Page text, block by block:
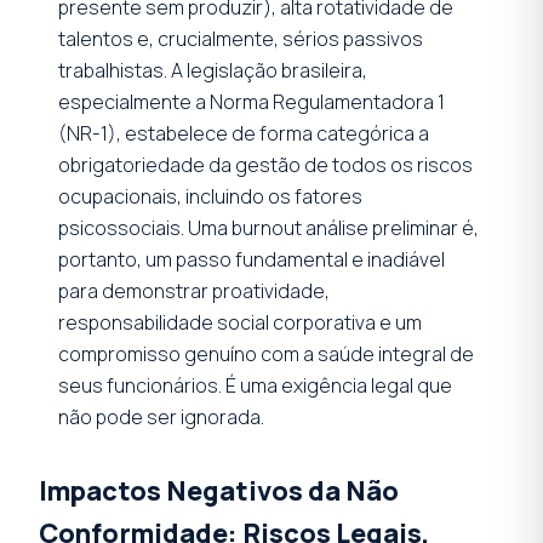
presente sem produzir), alta rotatividade de
talentos e, crucialmente, sérios passivos
trabalhistas. A legislação brasileira,
especialmente a Norma Regulamentadora 1
(NR-1), estabelece de forma categórica a
obrigatoriedade da gestão de todos os riscos
ocupacionais, incluindo os fatores
psicossociais. Uma burnout análise preliminar é,
portanto, um passo fundamental e inadiável
para demonstrar proatividade,
responsabilidade social corporativa e um
compromisso genuíno com a saúde integral de
seus funcionários. É uma exigência legal que
não pode ser ignorada.
Impactos Negativos da Não
Conformidade: Riscos Legais,